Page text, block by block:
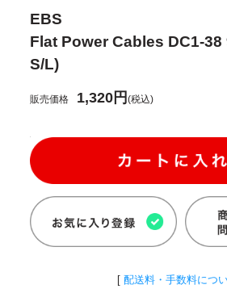
EBS
Flat Power Cables DC1-38
S/L)
販売価格 1,320円(税込)
[ 配送料・手数料につ